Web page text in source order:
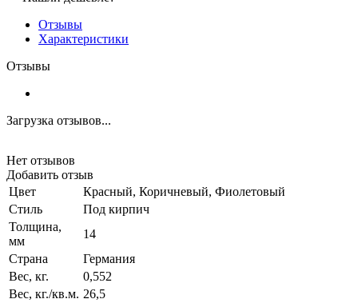
Отзывы
Характеристики
Отзывы
Загрузка отзывов...
Нет отзывов
Добавить отзыв
Цвет
Красный, Коричневый, Фиолетовый
Стиль
Под кирпич
Толщина,
мм
14
Страна
Германия
Вес, кг.
0,552
Вес, кг./кв.м. 26,5